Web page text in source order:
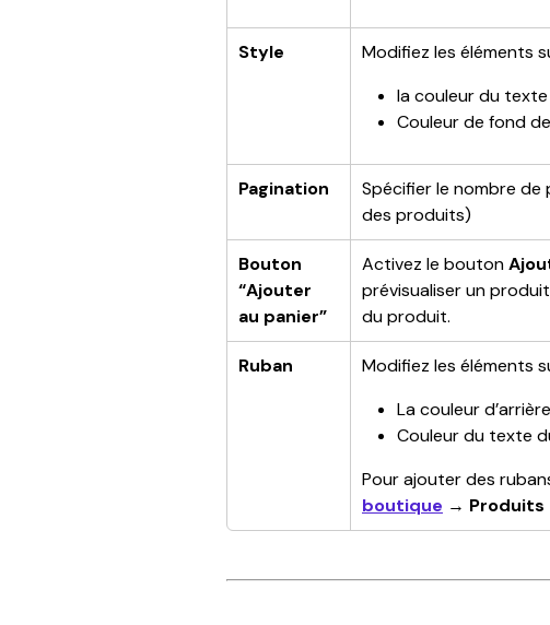
Style
Modifiez les éléments
la couleur du texte
Couleur de fond
Pagination
Spécifier le nombre
des produits)
Bouton
“Ajouter
au panier”
Activez le bouton
prévisualiser un
du produit.
Ruban
Modifiez les éléments
La couleur
Couleur du texte
Pour ajouter des
boutique → Produits